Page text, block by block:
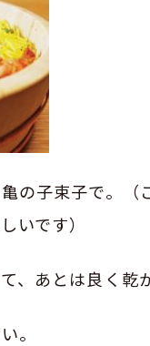
の子束子で。（
いです）
、あとは良く乾
。